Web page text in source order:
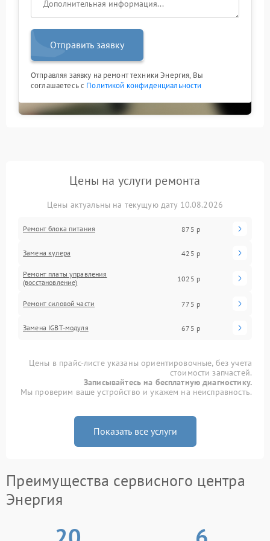
Отправить заявку
Отправляя заявку на ремонт техники Энергия, Вы
соглашаетесь с Политикой конфиденциальности
Цены на услуги ремонта
Цены актуальны на текущую дату 10.08.2026
Ремонт блока питания 875 р
Замена кулера 425 р
Ремонт платы управления
(восстановление)
1025 р
Ремонт силовой части 775 р
Замена IGBT-модуля 675 р
Цены в прайс-листе указаны ориентировочные, без учета
стоимости запчастей.
Записывайтесь на бесплатную диагностику.
Мы проверим ваше устройство и укажем на неисправность.
Показать все услуги
Преимущества сервисного центра
Энергия